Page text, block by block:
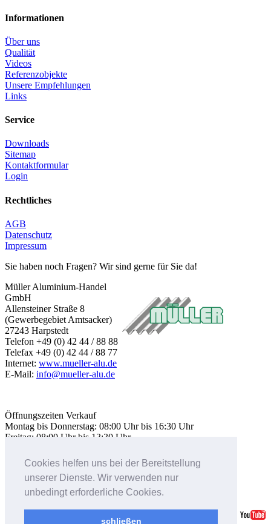
Cookies helfen uns bei der Bereitstellung
unserer Dienste. Wir verwenden nur
unbedingt erforderliche Cookies.
schließen
Details
Produkte
Allgemeines
Die Lichthaube
Deluxe compact
Sunlight
Dachlichtband Thermolux
Informationen
Über uns
Qualität